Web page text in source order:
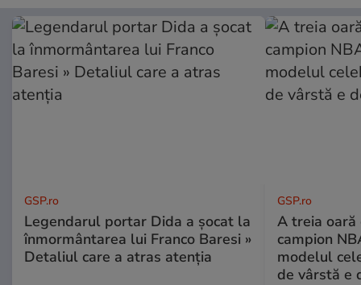
GSP.ro
Legendarul portar Dida a șocat la
înmormântarea lui Franco Baresi »
Detaliul care a atras atenția
GSP.ro
A treia oară
campion
modelul
de vârstă e